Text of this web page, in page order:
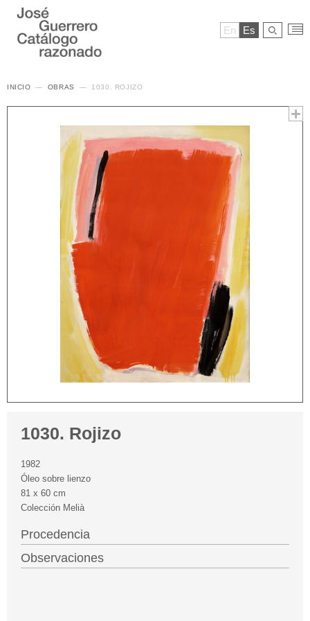
En Es
INICIO OBRAS 1030. ROJIZO
1030. Rojizo
1982
Óleo sobre lienzo
81 x 60 cm
Colección Melià
Procedencia
Observaciones